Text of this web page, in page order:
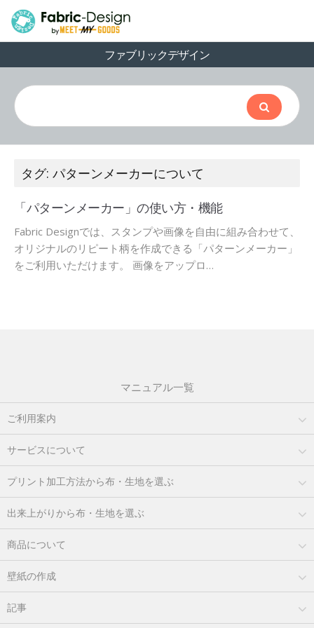
ファブリックデザイン
タグ: パターンメーカーについて
「パターンメーカー」の使い方・機能
Fabric Designでは、スタンプや画像を自由に組み合わせて、
オリジナルのリピート柄を作成できる「パターンメーカー」
をご利用いただけます。 画像をアップロ…
マニュアル一覧
ご利用案内
サービスについて
プリント加工方法から布・生地を選ぶ
出来上がりから布・生地を選ぶ
商品について
壁紙の作成
記事